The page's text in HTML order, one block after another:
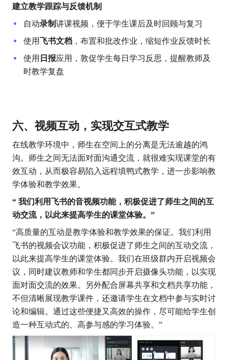
建立教学跟踪与反馈机制
自动录制讲课视频，便于学生课后及时回顾与复习
使用飞书文档，布置和批改作业，缩短作业反馈时长
使用 日报应用，敦促学生每日学习反思，提醒教师及
时教学复盘
六、视频互动，实现交互式教学
在线教学环境中，师生在空间上的分离是无法逾越的鸿
沟。师生之间无法面对面沟通交流，就很难实现课堂的有
效互动，从而极容易陷入远程填鸭式教学，进一步影响教
学体验和教学效果。
“ 我们利用飞书的音视频功能，积极促进了师生之间的互
动交流，以此来提高学生的课堂体验。”
“高质量的互动是教学体验和教学效果的保证。我们利用
飞书的视频会议功能，积极促进了师生之间的互动交流，
以此来提高学生的课堂体验。我们在班级群内开启视频会
议，同时建议教师和学生都同步开启摄像头功能，以实现
面对面交流的效果。另外配合屏幕共享和文档共享功能，
不但清晰展现教学课件，还邀请学生在文档中参与实时讨
论和编辑。通过这些便捷又高效的操作，尽可能给学生创
造一种互动式的、高参与感的学习体验。”